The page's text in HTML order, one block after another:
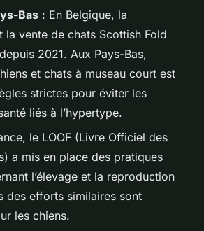
Bas : En Belgique, la
la vente de chats Scottish Fold
2021. Aux Pays-Bas,
et chats à museau court est
strictes pour éviter les
liés à l’hypertype.
le LOOF (Livre Officiel des
a mis en place des pratiques
l’élevage et la reproduction
des efforts similaires sont
les chiens.